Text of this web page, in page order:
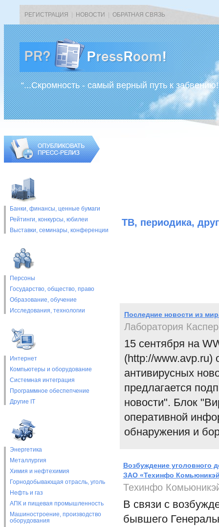
РЕГИСТРАЦИЯ НОВОСТИ ОБРАТНАЯ СВЯЗЬ
“...Скромность - самый верный путь к
Банки, финансы, ценные бумаги
Рейтинги, конкурсы, юбилеи
Выставки, cеминары, конференции
Персоны
Государство, общество, право
Образование, обучение
Исследования, технологии
Интернет
Компьютеры и оборудование
Системная интеграция
Программное обеспепчение
Другие IT
Энергетика
Металлургия
Химия и нефтехимия
Горнодобывающая отрасль, уголь
Нефть и газ
АПК и пищевая промышленность
Машиностроение, производство
оборудования
ТВ, периодика,
Последние новости из
Лаборатория
15 сентября на
(http://www.avp.ru)
антивирусных
предлагается
новости". Блок
оперативной
обнаружения и
Возбуждение уголовного
ЗАО «Техинфо
Техинфо
В связи с
бывшего